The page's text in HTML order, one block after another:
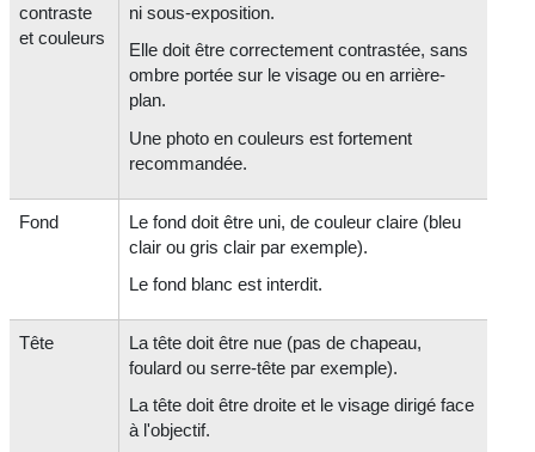
contraste
et couleurs
ni sous-exposition.
Elle doit être correctement contrastée, sans
ombre portée sur le visage ou en arrière-
plan.
Une photo en couleurs est fortement
recommandée.
Fond
Le fond doit être uni, de couleur claire (bleu
clair ou gris clair par exemple).
Le fond blanc est interdit.
Tête
La tête doit être nue (pas de chapeau,
foulard ou serre-tête par exemple).
La tête doit être droite et le visage dirigé face
à l'objectif.